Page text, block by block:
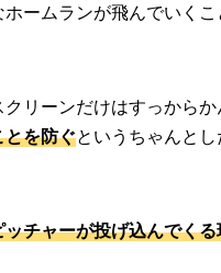
ームランが飛んでいくこ
リーンだけはすっからか
とを防ぐというちゃんとし
ッチャーが投げ込んでく